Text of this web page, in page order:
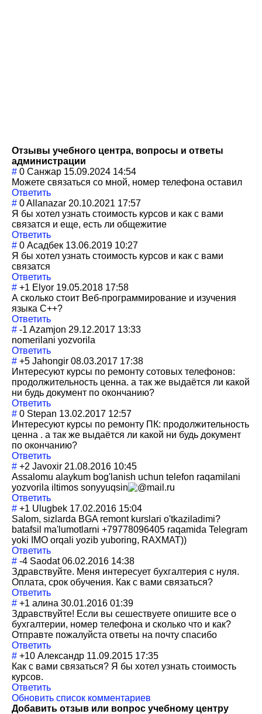
Отзывы учебного центра, вопросы и ответы
администрации
# 0 Санжар 15.09.2024 14:54
Можете связаться со мной, номер телефона оставил
Ответить
# 0Allanazar 20.10.2021 17:57
Я бы хотел узнать стоимость курсов и как с вами
связатся и еще, есть ли общежитие
Ответить
# 0 Асадбек 13.06.2019 10:27
Я бы хотел узнать стоимость курсов и как с вами
связатся
Ответить
# +1 Elyor 19.05.2018 17:58
А сколько стоит Веб-программирование и изучения
языка C++?
Ответить
# -1 Azamjon 29.12.2017 13:33
nomerilani yozvorila
Ответить
# +5 Jahongir 08.03.2017 17:38
Интересуют курсы по ремонту сотовых телефонов:
продолжительность ценна. а так же выдаётся ли какой
ни будь документ по окончанию?
Ответить
# 0 Stepan 13.02.2017 12:57
Интересуют курсы по ремонту ПК: продолжительность
ценна . а так же выдаётся ли какой ни будь документ
по окончанию?
Ответить
# +2 Javoxir 21.08.2016 10:45
Assalomu alaykum bog'lanish uchun telefon raqamilani
yozvorila iltimos sonyyuqsin
mail.ru
Ответить
# +1 Ulugbek 17.02.2016 15:04
Salom, sizlarda BGA remont kurslari o'tkaziladimi?
batafsil ma'lumotlarni +79778096405 raqamida Telegram
yoki IMO orqali yozib yuboring, RAXMAT))
Ответить
# -4 Saodat06.02.2016 14:38
Здравствуйте. Меня интересует бухгалтерия с нуля.
Оплата, срок обучения. Как с вами связаться?
Ответить
# +1 алина 30.01.2016 01:39
Здравствуйте! Если вы сешествуете опишите все о
бухгалтерии, номер телефона и сколько что и как?
Отправте пожалуйста ответы на почту спасибо
Ответить
# +10 Александр 11.09.2015 17:35
Как с вами связаться? Я бы хотел узнать стоимость
курсов.
Ответить
Обновить список комментариев
Добавить отзыв или вопрос учебному центру